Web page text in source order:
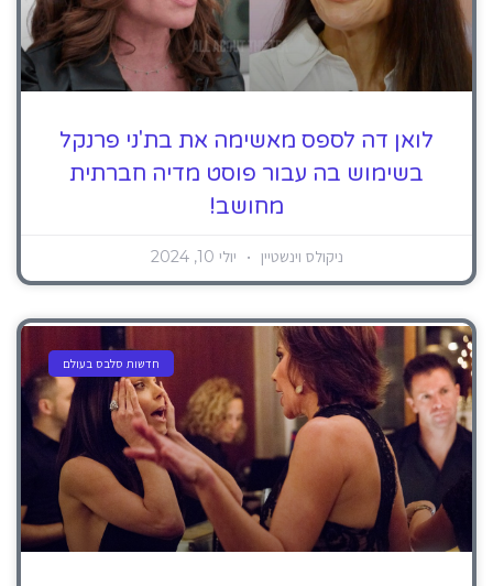
לואן דה לספס מאשימה את בת'ני פרנקל
בשימוש בה עבור פוסט מדיה חברתית
מחושב!
ניקולס וינשטיין יולי 10, 2024
חדשות סלבס בעולם